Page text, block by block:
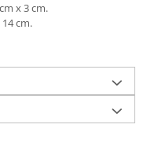
x 3 cm.
cm.